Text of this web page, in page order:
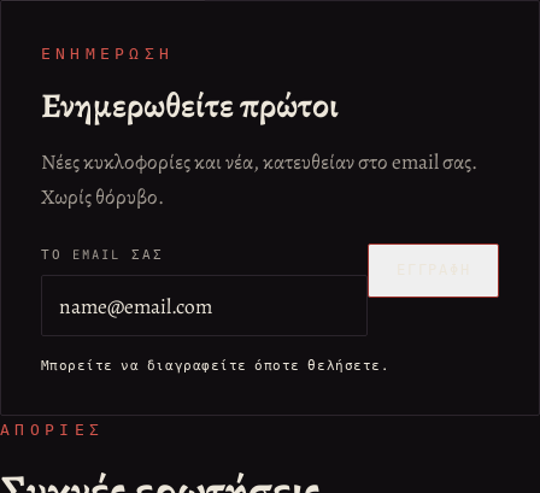
ΕΝΗΜΈΡΩΣΗ
Ενημερωθείτε πρώτοι
Νέες κυκλοφορίες και νέα, κατευθείαν στο email σας.
Χωρίς θόρυβο.
ΤΟ EMAIL ΣΑΣ
Δεν συμπληρώνεται
Μπορείτε να διαγραφείτε όποτε θελήσετε.
ΑΠΟΡΊΕΣ